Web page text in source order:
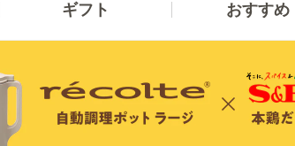
ギフト おすすめ